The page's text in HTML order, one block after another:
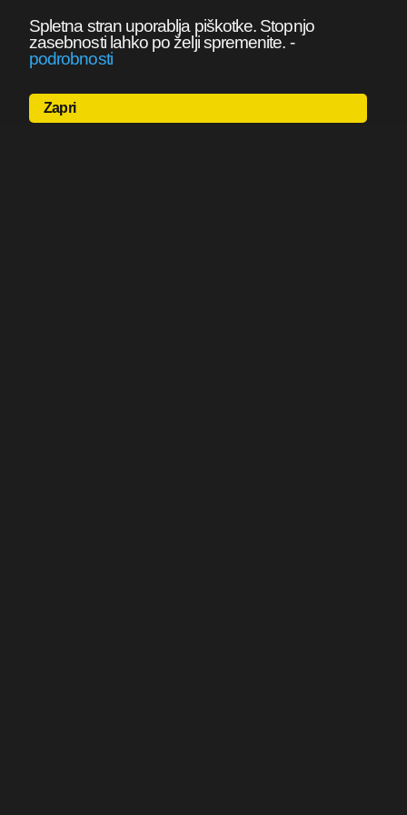
Spletna stran uporablja piškotke. Stopnjo
zasebnosti lahko po želji spremenite. -
podrobnosti
Zapri